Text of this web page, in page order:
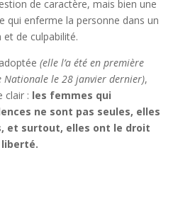
de caractère, mais bien une
qui enferme la personne dans un
de culpabilité.
(elle l’a été en première
Nationale le 28 janvier dernier),
clair : les femmes qui
ne sont pas seules, elles
et surtout, elles ont le droit